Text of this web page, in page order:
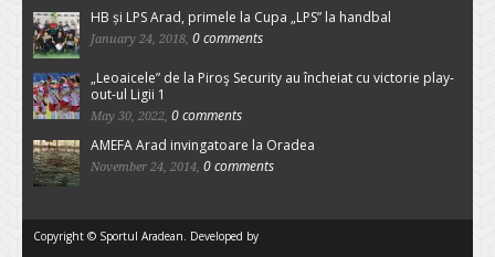
HB și LPS Arad, primele la Cupa „LPS” la handbal
January 24, 2018, 0 comments
„Leoaicele” de la Piroş Security au încheiat cu victorie play-
out-ul Ligii 1
May 30, 2022, 0 comments
AMEFA Arad invingatoare la Oradea
November 24, 2014, 0 comments
Copyright © Sportul Aradean. Developed by